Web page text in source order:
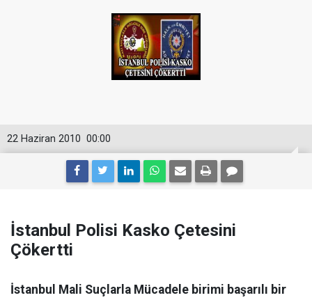
00:00
22 Haziran 2010
İstanbul Polisi Kasko Çetesini
Çökertti
İstanbul Mali Suçlarla Mücadele birimi başarılı bir